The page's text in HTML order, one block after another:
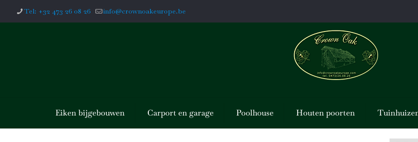
Tel: +32 473 26 08 26 info@crownoakeurope.be
Eiken bijgebouwen Carport en garage Poolhouse Houten poorten